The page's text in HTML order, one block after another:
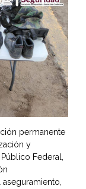
permanente
y
Federal,